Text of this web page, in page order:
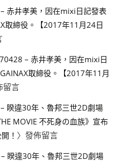
赤井孝美，因在mixi日記發表
取締役。【2017年11月24日
– 赤井孝美，因在mixi日
取締役。【2017年11月
留言
睽違30年、魯邦三世2D劇場
MOVIE 不死身の血族》宣布
！ 〉發佈留言
睽違30年、魯邦三世2D劇場